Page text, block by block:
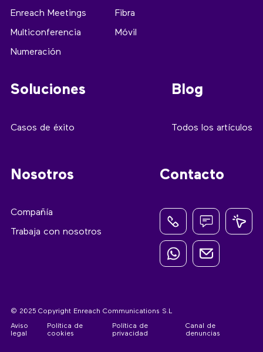
Enreach Meetings
Multiconferencia
Numeración
Fibra
Móvil
Soluciones
Casos de éxito
Blog
Todos los artículos
Nosotros
Compañía
Trabaja con nosotros
Contacto
© 2025 Copyright Enreach Communications S.L
Aviso
legal
Política de
cookies
Política de
privacidad
Canal de
denuncias